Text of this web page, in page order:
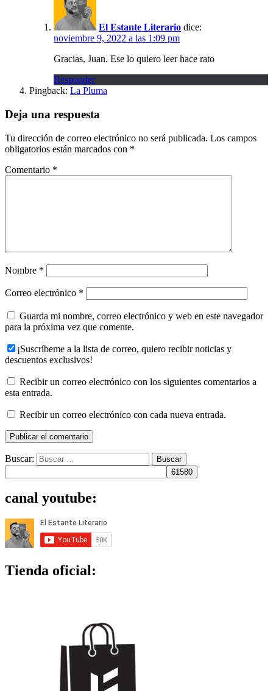
El Estante Literario dice:
noviembre 9, 2022 a las 1:09 pm
Gracias, Juan. Ese lo quiero leer hace rato
Responder
Pingback: La Pluma
Deja una respuesta
Tu dirección de correo electrónico no será publicada. Los campos
obligatorios están marcados con *
Comentario *
Nombre *
Correo electrónico *
Guarda mi nombre, correo electrónico y web en este navegador
para la próxima vez que comente.
¡Suscríbeme a la lista de correo, quiero recibir noticias y
descuentos exclusivos!
Recibir un correo electrónico con los siguientes comentarios a
esta entrada.
Recibir un correo electrónico con cada nueva entrada.
Buscar:
canal youtube:
Tienda oficial: